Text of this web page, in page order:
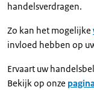
handelsverdragen.
Zo kan het mogelijke
invloed hebben op
Ervaart uw
Bekijk op onze